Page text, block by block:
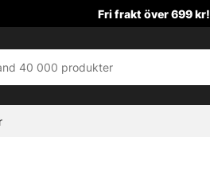
Fri frakt över 699 kr!